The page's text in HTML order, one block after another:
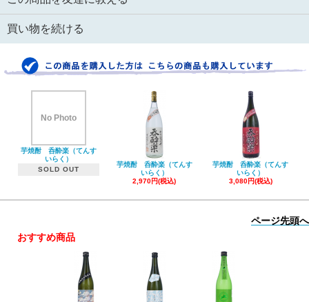
買い物を続ける
No Photo
芋焼酎 呑酔楽（てんす
いらく）
SOLD OUT
芋焼酎 呑酔楽（てんす
いらく）
2,970円(税込)
芋焼酎 呑酔楽（てんす
いらく）
3,080円(税込)
ページ先頭へ
おすすめ商品